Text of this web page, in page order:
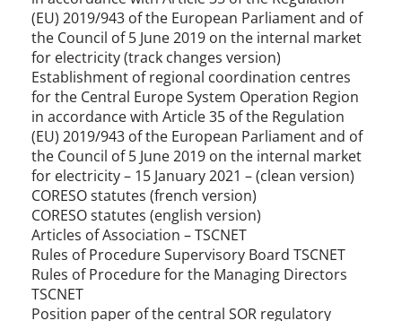
(EU) 2019/943 of the European Parliament and of
the Council of 5 June 2019 on the internal market
for electricity (track changes version)
Establishment of regional coordination centres
for the Central Europe System Operation Region
in accordance with Article 35 of the Regulation
(EU) 2019/943 of the European Parliament and of
the Council of 5 June 2019 on the internal market
for electricity – 15 January 2021 – (cle​​an version)​​​
CORESO statutes (french version)
CORESO statutes (english version)
Articles of Association – TSCNET
Rules of Procedure Supervisory Board TSCNET​
Rules of Procedure for the Managing Directors
TSCNET
Position paper of the central SOR regulatory